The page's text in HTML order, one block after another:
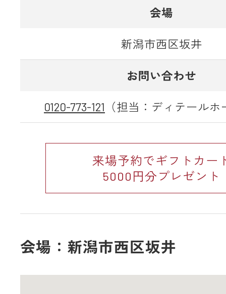
会場
新潟市西区坂井
お問い合わせ
0120-773-121 （担当：ディテール
来場予約でギフトカー
5000円分プレゼント
会場：新潟市西区坂井